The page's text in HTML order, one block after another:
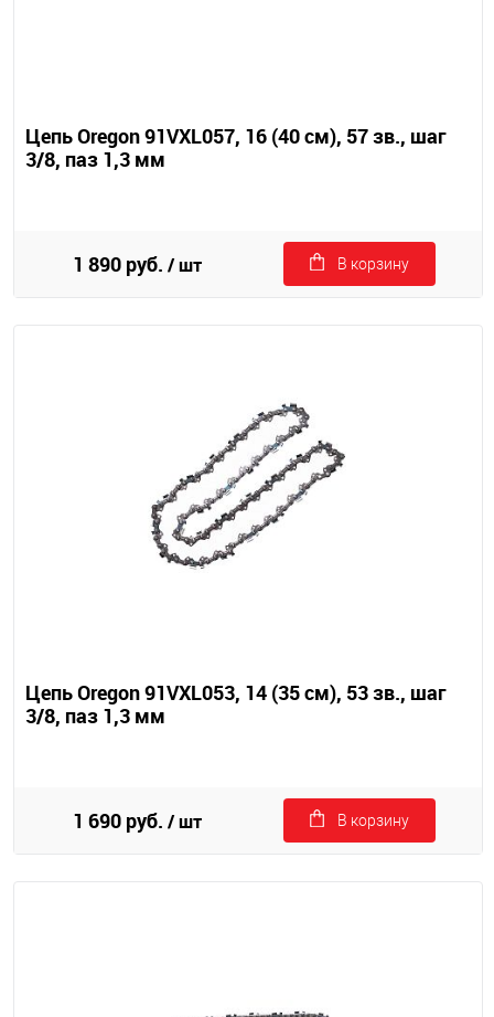
Цепь Oregon 91VXL057, 16 (40 см), 57 зв., шаг
3/8, паз 1,3 мм
1 890 руб. / шт В корзину
Цепь Oregon 91VXL053, 14 (35 см), 53 зв., шаг
3/8, паз 1,3 мм
1 690 руб. / шт В корзину